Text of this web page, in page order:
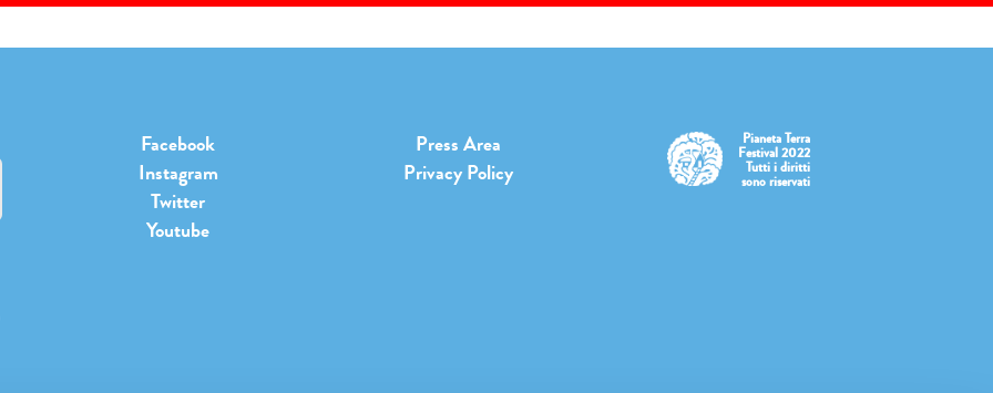
Facebook
Instagram
Twitter
Youtube
Press Area
Privacy Policy
Pianeta Terra
Festival 2022
Tutti i diritti
sono riservati